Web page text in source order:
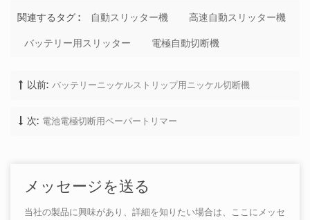
関連するタグ : 自動スリッター機 高速自動スリッター機
バッテリー用スリッター 電極自動切断機
以前: バッテリーニッケルストリップ用ニッケル切断機
次: 電池電極切断用ペーパートリマー
メッセージを送る
当社の製品に興味があり、詳細を知りたい場合は、ここにメッセ